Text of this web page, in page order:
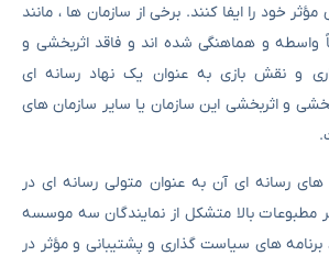
خود را ایفا کنند. برخی از سازمان ها ، مانند
واسطه و هماهنگی شده اند و فاقد اثربخشی و
و نقش بازی به عنوان یک نهاد رسانه ای
و اثربخشی این سازمان یا سایر سازمان های
رسانه ای آن به عنوان متولی رسانه ای در
مطبوعات بالا متشکل از نمایندگان سه موسسه
های سیاست گذاری و پشتیبانی و مؤثر در